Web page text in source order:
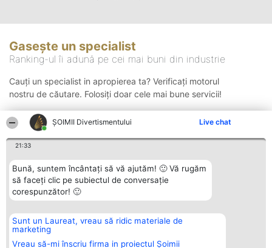
ŞOIMII Divertismentului Live chat
21:33
Bună, suntem încântați să vă ajutăm! 🙂 Vă rugăm
să faceți clic pe subiectul de conversație
corespunzător! 🙂
Sunt un Laureat, vreau să ridic materiale de
marketing
Vreau să-mi înscriu firma in proiectul Șoimii
Gasește un specialist
Ranking-ul îi adună pe cei mai buni din industrie
Cauți un specialist in apropierea ta? Verificați motorul
nostru de căutare. Folosiți doar cele mai bune servicii!
Organizator Ranking
BRIGHT SOLUTIONS BR SRL
Aleea Timisul De Sus 2 Bl. A30
Plebiscyt
Lista Tuturor
Contact